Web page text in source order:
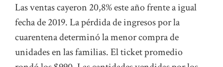
Las ventas cayeron 20,8% este año frente a igual
fecha de 2019. La pérdida de ingresos por la
cuarentena determinó la menor compra de
unidades en las familias. El ticket promedio